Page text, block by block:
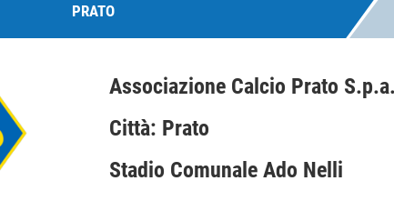
PRATO
Associazione Calcio Prato
Città: Prato
Stadio Comunale Ado Nelli